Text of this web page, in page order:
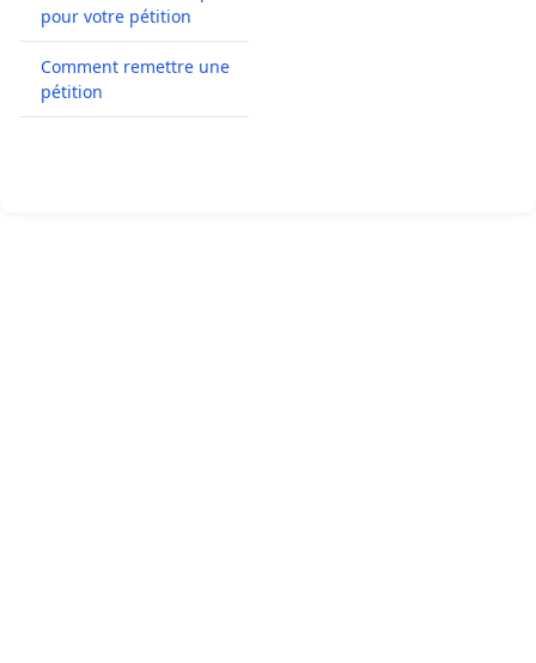
pour votre pétition
Comment remettre une
pétition